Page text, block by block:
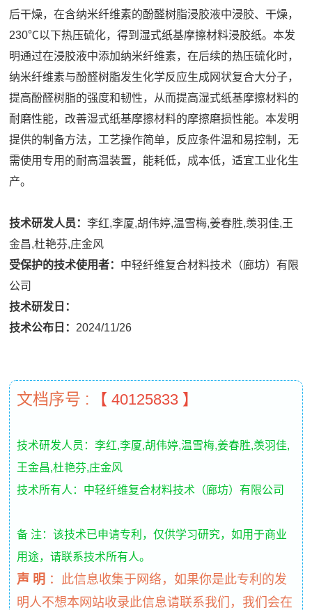
后干燥，在含纳米纤维素的酚醛树脂浸胶液中浸胶、干燥，
230℃以下热压硫化，得到湿式纸基摩擦材料浸胶纸。本发
明通过在浸胶液中添加纳米纤维素，在后续的热压硫化时，
纳米纤维素与酚醛树脂发生化学反应生成网状复合大分子，
提高酚醛树脂的强度和韧性，从而提高湿式纸基摩擦材料的
耐磨性能，改善湿式纸基摩擦材料的摩擦磨损性能。本发明
提供的制备方法，工艺操作简单，反应条件温和易控制，无
需使用专用的耐高温装置，能耗低，成本低，适宜工业化生
产。
技术研发人员：李红,李厦,胡伟婷,温雪梅,姜春胜,羡羽佳,王
金昌,杜艳芬,庄金风
受保护的技术使用者： 中轻纤维复合材料技术（廊坊）有限
公司
技术研发日：
技术公布日： 2024/11/26
文档序号 : 【 40125833 】
技术研发人员：李红,李厦,胡伟婷,温雪梅,姜春胜,羡羽佳,
王金昌,杜艳芬,庄金风
技术所有人：中轻纤维复合材料技术（廊坊）有限公司
备 注：该技术已申请专利，仅供学习研究，如用于商业
用途，请联系技术所有人。
声 明 ： 此信息收集于网络，如果你是此专利的发
明人不想本网站收录此信息请联系我们，我们会在